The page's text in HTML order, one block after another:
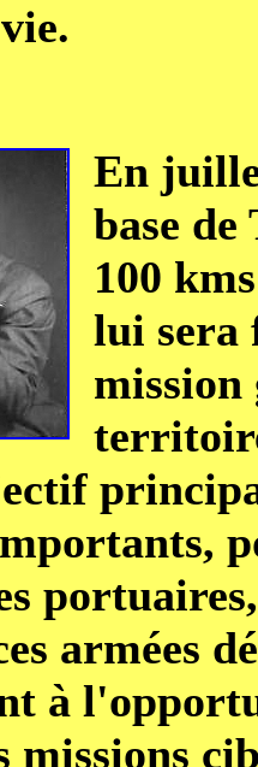
En
base
100
lui sera
mission
portuaires,
armées
à
missions